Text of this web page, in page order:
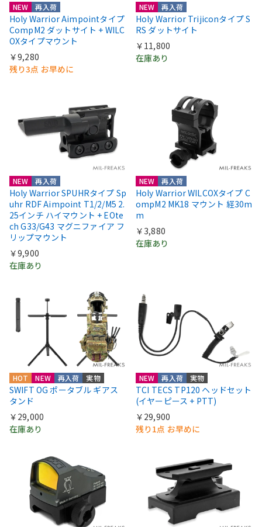
NEW 再入荷
Holy Warrior Aimpointタイプ
CompM2 ダットサイト + WILC
OXタイプマウント
￥9,280
残り3点 お早めに
NEW 再入荷
Holy Warrior Trijiconタイプ S
RS ダットサイト
￥11,800
在庫あり
NEW 再入荷
Holy Warrior SPUHRタイプ Sp
uhr RDF Aimpoint T1/2/M5 2.
25インチ ハイマウント + EOte
ch G33/G43 マグニファイア フ
リップマウント
￥9,900
在庫あり
NEW 再入荷
Holy Warrior WILCOXタイプ C
ompM2 MK18 マウント 経30m
m
￥3,880
在庫あり
HOT NEW 再入荷 実物
SWIFT OG ポータブル ギアス
タンド
￥29,000
在庫あり
NEW 再入荷 実物
TCI TECS TP120 ヘッドセット
(イヤーピース + PTT)
￥29,900
残り1点 お早めに